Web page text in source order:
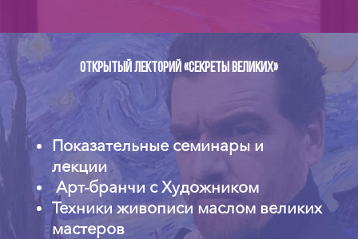
Открытый лекторий «секреты великих»
Показательные семинары и
лекции
Арт-бранчи с Художником
Техники живописи маслом великих
мастеров